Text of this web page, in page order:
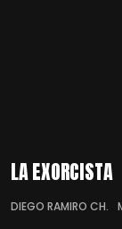
LA EXORCISTA
DIEGO RAMIRO CH.